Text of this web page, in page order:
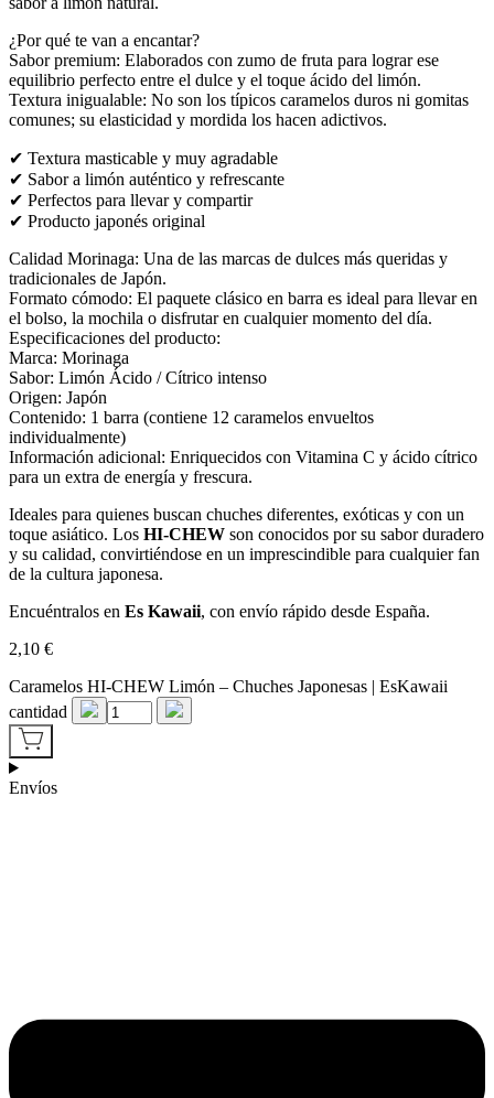
¿Por qué te van a encantar?
Sabor premium: Elaborados con zumo de fruta para lograr ese
equilibrio perfecto entre el dulce y el toque ácido del limón.
Textura inigualable: No son los típicos caramelos duros ni gomitas
comunes; su elasticidad y mordida los hacen adictivos.
✔ Textura masticable y muy agradable
✔ Sabor a limón auténtico y refrescante
✔ Perfectos para llevar y compartir
✔ Producto japonés original
Calidad Morinaga: Una de las marcas de dulces más queridas y
tradicionales de Japón.
Formato cómodo: El paquete clásico en barra es ideal para llevar en
el bolso, la mochila o disfrutar en cualquier momento del día.
Especificaciones del producto:
Marca: Morinaga
Sabor: Limón Ácido / Cítrico intenso
Origen: Japón
Contenido: 1 barra (contiene 12 caramelos envueltos
individualmente)
Información adicional: Enriquecidos con Vitamina C y ácido cítrico
para un extra de energía y frescura.
Ideales para quienes buscan chuches diferentes, exóticas y con un
toque asiático. Los HI‑CHEW son conocidos por su sabor duradero
y su calidad, convirtiéndose en un imprescindible para cualquier fan
de la cultura japonesa.
Encuéntralos en Es Kawaii, con envío rápido desde España.
2,10 €
Caramelos HI‑CHEW Limón – Chuches Japonesas | EsKawaii
cantidad
Envíos